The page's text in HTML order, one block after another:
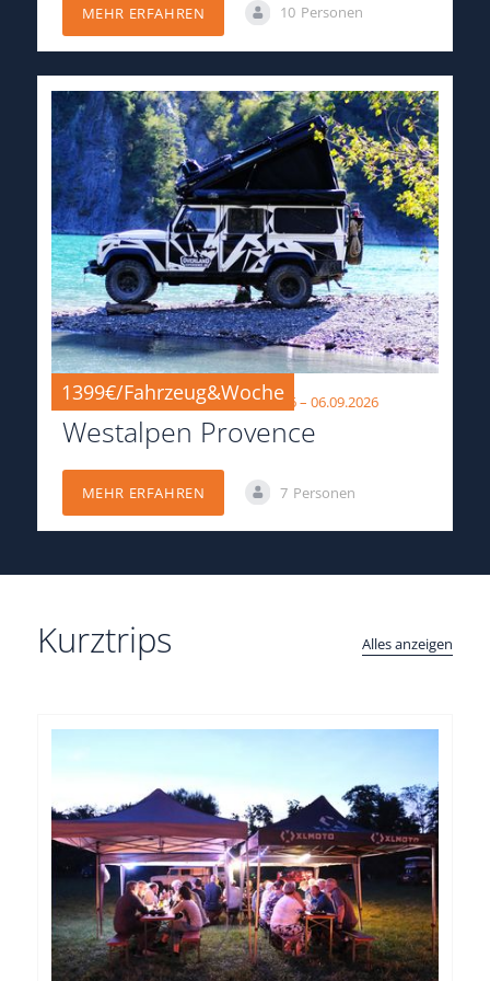
MEHR ERFAHREN 10 Personen
1399€/Fahrzeug&Woche
23.08.2026 – 29.08.2026 & 30.08.2026 – 06.09.2026
Westalpen Provence
MEHR ERFAHREN 7 Personen
Kurztrips Alles anzeigen